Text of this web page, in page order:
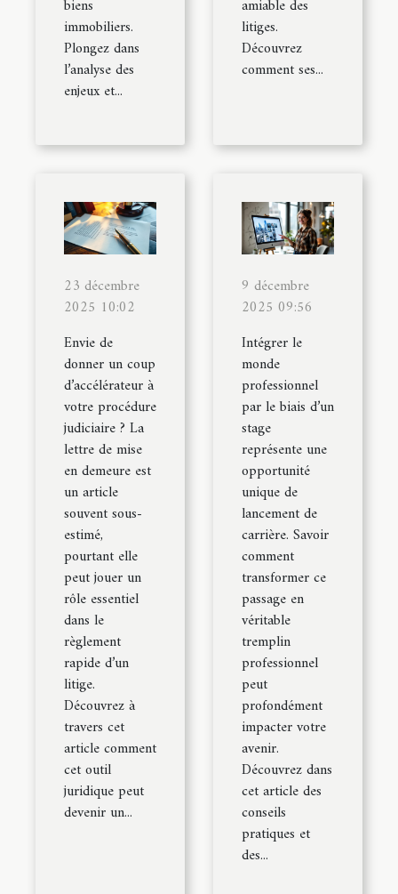
biens
immobiliers.
Plongez dans
l’analyse des
enjeux et...
amiable des
litiges.
Découvrez
comment ses...
23 décembre
2025 10:02
Envie de
donner un coup
d’accélérateur à
votre procédure
judiciaire ? La
lettre de mise
en demeure est
un article
souvent sous-
estimé,
pourtant elle
peut jouer un
rôle essentiel
dans le
règlement
rapide d’un
litige.
Découvrez à
travers cet
article comment
cet outil
juridique peut
devenir un...
9 décembre
2025 09:56
Intégrer le
monde
professionnel
par le biais d’un
stage
représente une
opportunité
unique de
lancement de
carrière. Savoir
comment
transformer ce
passage en
véritable
tremplin
professionnel
peut
profondément
impacter votre
avenir.
Découvrez dans
cet article des
conseils
pratiques et
des...